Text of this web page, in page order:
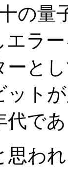
の
エラ
と
ット
代で
わ